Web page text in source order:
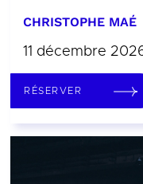
CHRISTOPHE MAÉ
11 décembre
RÉSERVER